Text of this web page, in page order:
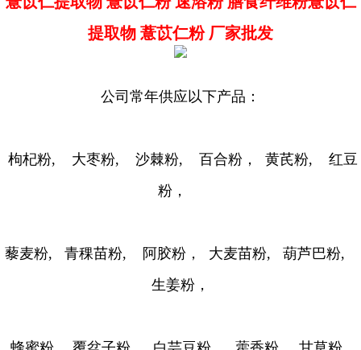
提取物 薏苡仁粉 厂家批发
公司常年供应以下产品：
枸杞粉, 大枣粉, 沙棘粉, 百合粉， 黄芪粉, 红豆
粉，
藜麦粉, 青稞苗粉, 阿胶粉， 大麦苗粉, 葫芦巴粉,
生姜粉，